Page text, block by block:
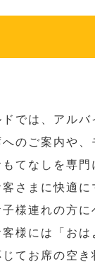
では、アル
のご案内や
もてなしを専
さまに快適
子様連れの方
客様には「お
じてお席の空